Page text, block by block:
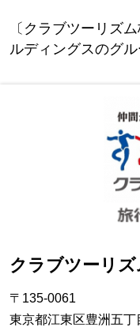
〔クラブツーリズ
ルディングスのグル
クラブツーリ
〒135-0061
東京都江東区豊洲五